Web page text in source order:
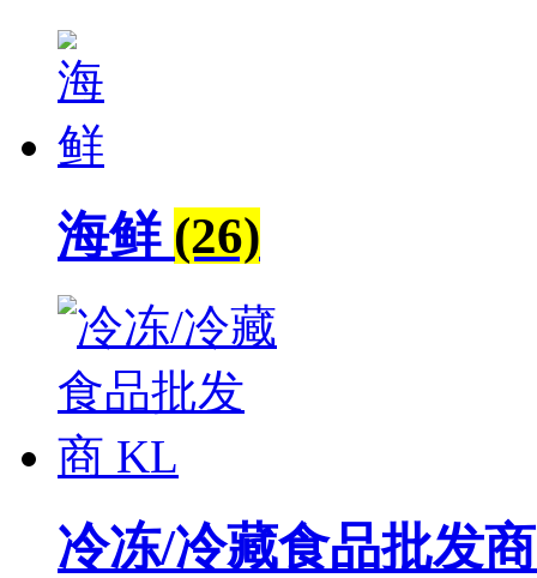
海鲜 (26)
冷冻/冷藏食品批发